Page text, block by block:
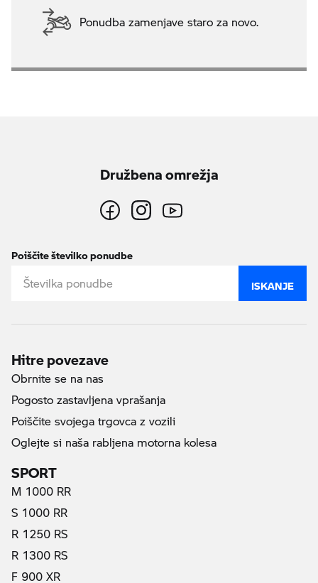
Ponudba zamenjave staro za novo.
Družbena omrežja
Poiščite številko ponudbe
ISKANJE
Hitre povezave
Obrnite se na nas
Pogosto zastavljena vprašanja
Poiščite svojega trgovca z vozili
Oglejte si naša rabljena motorna kolesa
SPORT
M 1000 RR
S 1000 RR
R 1250 RS
R 1300 RS
F 900 XR